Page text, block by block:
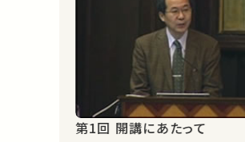
第1回 開講にあたって